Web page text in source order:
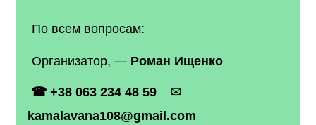
По всем вопросам:
Организатор, — Роман Ищенко
☎ +38 063 234 48 59
✉
kamalavana108@gmail.com